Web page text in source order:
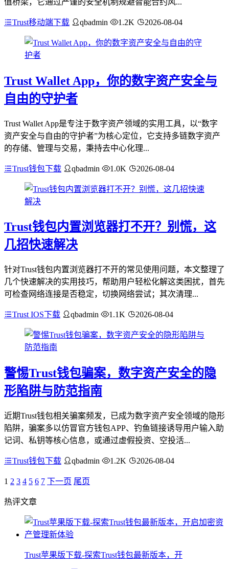
Trust移动端下载 qbadmin 1.2K 2026-08-04
Trust Wallet App，你的数字资产安全与
自由的守护者
Trust Wallet App是专注于数字资产领域的实用工具，以“数字
资产安全与自由的守护者”为核心定位，它支持多链数字资产
的存储、管理与交易，秉持去中心化理...
Trust钱包下载 qbadmin 1.0K 2026-08-04
Trust钱包内置浏览器打不开？别慌，这
几招快速解决
针对Trust钱包内置浏览器打不开的常见使用问题，本文整理了
几个快速解决的实用技巧，帮助用户轻松化解这类困扰，首先
可检查网络连接是否稳定，切换网络尝试；其次清理...
Trust IOS下载 qbadmin 1.1K 2026-08-04
警惕Trust钱包骗案，数字资产安全的隐
形陷阱与防范指南
近期Trust钱包相关骗案频发，已成为数字资产安全领域的隐形
陷阱，骗案多以仿冒官方钱包APP、钓鱼链接诱导用户输入助
记词、私钥等核心信息，或通过虚假投资、空投活...
Trust钱包下载 qbadmin 1.2K 2026-08-04
1 2 3 4 5 6 7 下一页 尾页
热评文章
Trust苹果版下载-探索Trust钱包最新版本，开